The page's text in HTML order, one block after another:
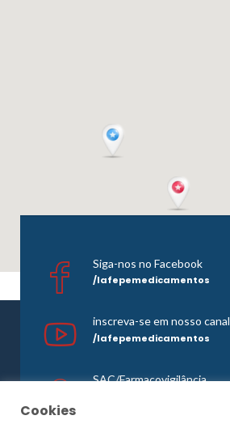
Siga-nos no Facebook
/lafepemedicamentos
inscreva-se em nosso canal
/lafepemedicamentos
SAC/Farmacovigilância
Cookies